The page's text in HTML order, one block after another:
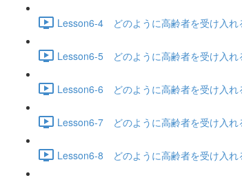
Lesson6-4 どのように高齢者を受け入れ
Lesson6-5 どのように高齢者を受け入れ
Lesson6-6 どのように高齢者を受け入れ
Lesson6-7 どのように高齢者を受け入れ
Lesson6-8 どのように高齢者を受け入れ